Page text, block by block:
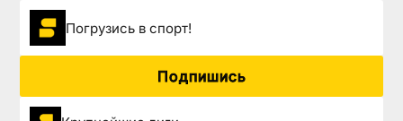
Погрузиcь в спорт!
Подпишись